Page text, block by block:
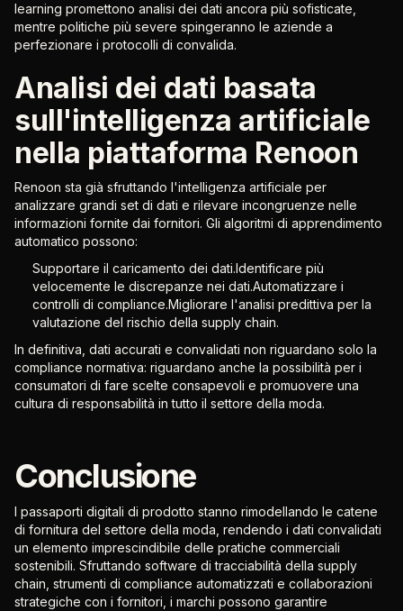
learning promettono analisi dei dati ancora più sofisticate,
mentre politiche più severe spingeranno le aziende a
perfezionare i protocolli di convalida.
Analisi dei dati basata
sull'intelligenza artificiale
nella piattaforma Renoon
Renoon sta già sfruttando l'intelligenza artificiale per
analizzare grandi set di dati e rilevare incongruenze nelle
informazioni fornite dai fornitori. Gli algoritmi di apprendimento
automatico possono:
Supportare il caricamento dei dati.Identificare più
velocemente le discrepanze nei dati.Automatizzare i
controlli di compliance.Migliorare l'analisi predittiva per la
valutazione del rischio della supply chain.
In definitiva, dati accurati e convalidati non riguardano solo la
compliance normativa: riguardano anche la possibilità per i
consumatori di fare scelte consapevoli e promuovere una
cultura di responsabilità in tutto il settore della moda.
Conclusione
I passaporti digitali di prodotto stanno rimodellando le catene
di fornitura del settore della moda, rendendo i dati convalidati
un elemento imprescindibile delle pratiche commerciali
sostenibili. Sfruttando software di tracciabilità della supply
chain, strumenti di compliance automatizzati e collaborazioni
strategiche con i fornitori, i marchi possono garantire